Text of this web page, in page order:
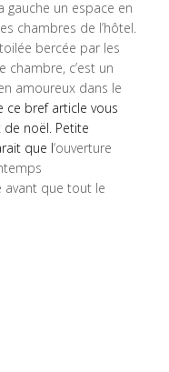
gauche un espace en
chambres de l’hôtel.
bercée par les
chambre, c’est un
amoureux dans le
ce bref article vous
noël. Petite
que l‘ouverture
avant que tout le